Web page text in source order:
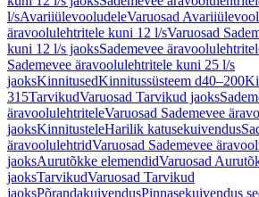
l/sAvariiülevooludeleVaruosad
äravoolulehtritele kuni 12 l/sVaruosad
kuni 12 l/s jaoksSademevee
Sademevee äravoolulehtritele kuni 25 l/s
jaoksKinnitusedKinnitussüsteem d40–200
315TarvikudVaruosad Tarvikud jaoks
äravoolulehtriteleVaruosad Sademevee
jaoksKinnitusteleHarilik katusekuivendus
äravoolulehtridVaruosad Sademevee
jaoksAurutõkke elemendidVaruosad
jaoksTarvikudVaruosad Tarvikud
jaoksPõrandakuivendusPinnasekuivendus